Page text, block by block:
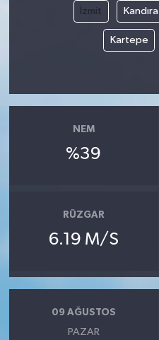
İzmit Kandıra
Kartepe
NEM
%39
RÜZGAR
6.19 M/S
09 AĞUSTOS
PAZAR